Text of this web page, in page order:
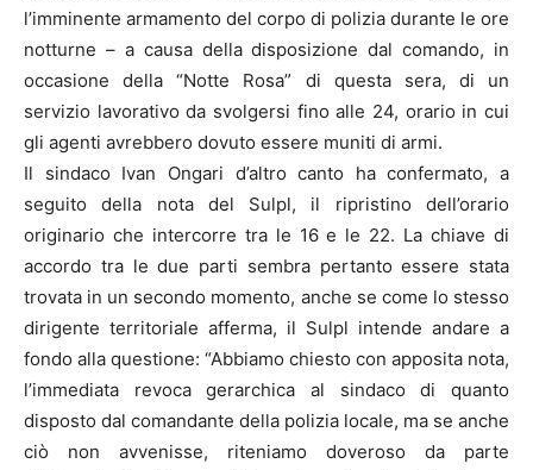
l’imminente armamento del corpo di polizia durante le ore
notturne – a causa della disposizione dal comando, in
occasione della “Notte Rosa” di questa sera, di un
servizio lavorativo da svolgersi fino alle 24, orario in cui
gli agenti avrebbero dovuto essere muniti di armi.
Il sindaco Ivan Ongari d’altro canto ha confermato, a
seguito della nota del Sulpl, il ripristino dell’orario
originario che intercorre tra le 16 e le 22. La chiave di
accordo tra le due parti sembra pertanto essere stata
trovata in un secondo momento, anche se come lo stesso
dirigente territoriale afferma, il Sulpl intende andare a
fondo alla questione: “Abbiamo chiesto con apposita nota,
l’immediata revoca gerarchica al sindaco di quanto
disposto dal comandante della polizia locale, ma se anche
ciò non avvenisse, riteniamo doveroso da parte